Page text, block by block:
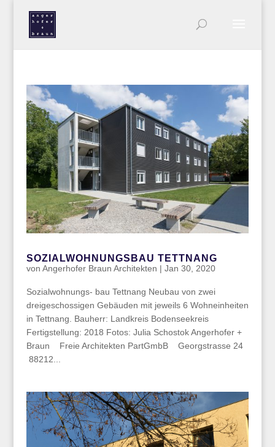
SOZIALWOHNUNGSBAU TETTNANG
von Angerhofer Braun Architekten | Jan 30, 2020
Sozialwohnungs- bau Tettnang Neubau von zwei
dreigeschossigen Gebäuden mit jeweils 6 Wohneinheiten
in Tettnang. Bauherr: Landkreis Bodenseekreis
Fertigstellung: 2018 Fotos: Julia Schostok Angerhofer +
Braun Freie Architekten PartGmbB Georgstrasse 24
88212...